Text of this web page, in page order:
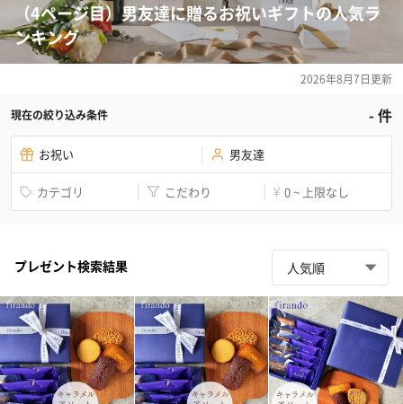
（4ページ目）男友達に贈るお祝いギフトの人気ラ
ンキング
2026年8月7日更新
現在の絞り込み条件 -件
お祝い 男友達
カテゴリ こだわり ¥ 0 ~ 上限なし
プレゼント検索結果